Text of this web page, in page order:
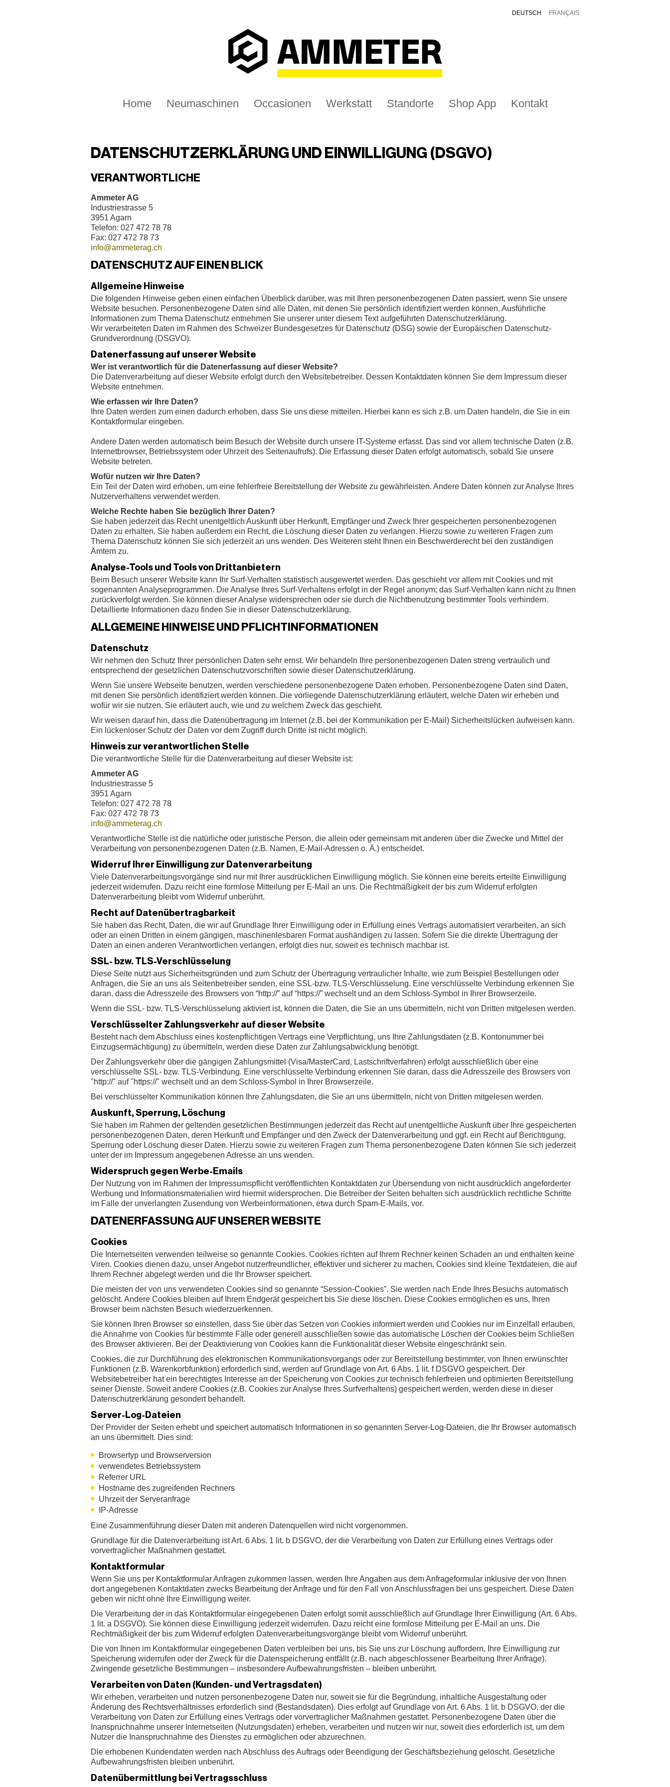
DEUTSCH FRANÇAIS
Home Neumaschinen Occasionen Werkstatt Standorte Shop App Kontakt
DATENSCHUTZERKLÄRUNG UND EINWILLIGUNG (DSGVO)
VERANTWORTLICHE
Ammeter AG
Industriestrasse 5
3951 Agarn
Telefon: 027 472 78 78
Fax: 027 472 78 73
info@ammeterag.ch
DATENSCHUTZ AUF EINEN BLICK
Allgemeine Hinweise
Die folgenden Hinweise geben einen einfachen Überblick darüber, was mit Ihren personenbezogenen Daten passiert, wenn Sie unsere
Website besuchen. Personenbezogene Daten sind alle Daten, mit denen Sie persönlich identifiziert werden können. Ausführliche
Informationen zum Thema Datenschutz entnehmen Sie unserer unter diesem Text aufgeführten Datenschutzerklärung.
Wir verarbeiteten Daten im Rahmen des Schweizer Bundesgesetzes für Datenschutz (DSG) sowie der Europäischen Datenschutz-
Grundverordnung (DSGVO).
Datenerfassung auf unserer Website
Wer ist verantwortlich für die Datenerfassung auf dieser Website?
Die Datenverarbeitung auf dieser Website erfolgt durch den Websitebetreiber. Dessen Kontaktdaten können Sie dem Impressum dieser
Website entnehmen.
Wie erfassen wir Ihre Daten?
Ihre Daten werden zum einen dadurch erhoben, dass Sie uns diese mitteilen. Hierbei kann es sich z.B. um Daten handeln, die Sie in ein
Kontaktformular eingeben.
Andere Daten werden automatisch beim Besuch der Website durch unsere IT-Systeme erfasst. Das sind vor allem technische Daten (z.B.
Internetbrowser, Betriebssystem oder Uhrzeit des Seitenaufrufs). Die Erfassung dieser Daten erfolgt automatisch, sobald Sie unsere
Website betreten.
Wofür nutzen wir Ihre Daten?
Ein Teil der Daten wird erhoben, um eine fehlerfreie Bereitstellung der Website zu gewährleisten. Andere Daten können zur Analyse Ihres
Nutzerverhaltens verwendet werden.
Welche Rechte haben Sie bezüglich Ihrer Daten?
Sie haben jederzeit das Recht unentgeltlich Auskunft über Herkunft, Empfänger und Zweck Ihrer gespeicherten personenbezogenen
Daten zu erhalten. Sie haben außerdem ein Recht, die Löschung dieser Daten zu verlangen. Hierzu sowie zu weiteren Fragen zum
Thema Datenschutz können Sie sich jederzeit an uns wenden. Des Weiteren steht Ihnen ein Beschwerderecht bei den zuständigen
Ämtern zu.
Analyse-Tools und Tools von Drittanbietern
Beim Besuch unserer Website kann Ihr Surf-Verhalten statistisch ausgewertet werden. Das geschieht vor allem mit Cookies und mit
sogenannten Analyseprogrammen. Die Analyse Ihres Surf-Verhaltens erfolgt in der Regel anonym; das Surf-Verhalten kann nicht zu Ihnen
zurückverfolgt werden. Sie können dieser Analyse widersprechen oder sie durch die Nichtbenutzung bestimmter Tools verhindern.
Detaillierte Informationen dazu finden Sie in dieser Datenschutzerklärung.
ALLGEMEINE HINWEISE UND PFLICHTINFORMATIONEN
Datenschutz
Wir nehmen den Schutz Ihrer persönlichen Daten sehr ernst. Wir behandeln Ihre personenbezogenen Daten streng vertraulich und
entsprechend der gesetzlichen Datenschutzvorschriften sowie dieser Datenschutzerklärung.
Wenn Sie unsere Webseite benutzen, werden verschiedene personenbezogene Daten erhoben. Personenbezogene Daten sind Daten,
mit denen Sie persönlich identifiziert werden können. Die vorliegende Datenschutzerklärung erläutert, welche Daten wir erheben und
wofür wir sie nutzen. Sie erläutert auch, wie und zu welchem Zweck das geschieht.
Wir weisen darauf hin, dass die Datenübertragung im Internet (z.B. bei der Kommunikation per E-Mail) Sicherheitslücken aufweisen kann.
Ein lückenloser Schutz der Daten vor dem Zugriff durch Dritte ist nicht möglich.
Hinweis zur verantwortlichen Stelle
Die verantwortliche Stelle für die Datenverarbeitung auf dieser Website ist:
Ammeter AG
Industriestrasse 5
3951 Agarn
Telefon: 027 472 78 78
Fax: 027 472 78 73
info@ammeterag.ch
Verantwortliche Stelle ist die natürliche oder juristische Person, die allein oder gemeinsam mit anderen über die Zwecke und Mittel der
Verarbeitung von personenbezogenen Daten (z.B. Namen, E-Mail-Adressen o. Ä.) entscheidet.
Widerruf Ihrer Einwilligung zur Datenverarbeitung
Viele Datenverarbeitungsvorgänge sind nur mit Ihrer ausdrücklichen Einwilligung möglich. Sie können eine bereits erteilte Einwilligung
jederzeit widerrufen. Dazu reicht eine formlose Mitteilung per E-Mail an uns. Die Rechtmäßigkeit der bis zum Widerruf erfolgten
Datenverarbeitung bleibt vom Widerruf unberührt.
Recht auf Datenübertragbarkeit
Sie haben das Recht, Daten, die wir auf Grundlage Ihrer Einwilligung oder in Erfüllung eines Vertrags automatisiert verarbeiten, an sich
oder an einen Dritten in einem gängigen, maschinenlesbaren Format aushändigen zu lassen. Sofern Sie die direkte Übertragung der
Daten an einen anderen Verantwortlichen verlangen, erfolgt dies nur, soweit es technisch machbar ist.
SSL- bzw. TLS-Verschlüsselung
Diese Seite nutzt aus Sicherheitsgründen und zum Schutz der Übertragung vertraulicher Inhalte, wie zum Beispiel Bestellungen oder
Anfragen, die Sie an uns als Seitenbetreiber senden, eine SSL-bzw. TLS-Verschlüsselung. Eine verschlüsselte Verbindung erkennen Sie
daran, dass die Adresszeile des Browsers von “http://” auf “https://” wechselt und an dem Schloss-Symbol in Ihrer Browserzeile.
Wenn die SSL- bzw. TLS-Verschlüsselung aktiviert ist, können die Daten, die Sie an uns übermitteln, nicht von Dritten mitgelesen werden.
Verschlüsselter Zahlungsverkehr auf dieser Website
Besteht nach dem Abschluss eines kostenpflichtigen Vertrags eine Verpflichtung, uns Ihre Zahlungsdaten (z.B. Kontonummer bei
Einzugsermächtigung) zu übermitteln, werden diese Daten zur Zahlungsabwicklung benötigt.
Der Zahlungsverkehr über die gängigen Zahlungsmittel (Visa/MasterCard, Lastschriftverfahren) erfolgt ausschließlich über eine
verschlüsselte SSL- bzw. TLS-Verbindung. Eine verschlüsselte Verbindung erkennen Sie daran, dass die Adresszeile des Browsers von
"http://" auf "https://" wechselt und an dem Schloss-Symbol in Ihrer Browserzeile.
Bei verschlüsselter Kommunikation können Ihre Zahlungsdaten, die Sie an uns übermitteln, nicht von Dritten mitgelesen werden.
Auskunft, Sperrung, Löschung
Sie haben im Rahmen der geltenden gesetzlichen Bestimmungen jederzeit das Recht auf unentgeltliche Auskunft über Ihre gespeicherten
personenbezogenen Daten, deren Herkunft und Empfänger und den Zweck der Datenverarbeitung und ggf. ein Recht auf Berichtigung,
Sperrung oder Löschung dieser Daten. Hierzu sowie zu weiteren Fragen zum Thema personenbezogene Daten können Sie sich jederzeit
unter der im Impressum angegebenen Adresse an uns wenden.
Widerspruch gegen Werbe-Emails
Der Nutzung von im Rahmen der Impressumspflicht veröffentlichten Kontaktdaten zur Übersendung von nicht ausdrücklich angeforderter
Werbung und Informationsmaterialien wird hiermit widersprochen. Die Betreiber der Seiten behalten sich ausdrücklich rechtliche Schritte
im Falle der unverlangten Zusendung von Werbeinformationen, etwa durch Spam-E-Mails, vor.
DATENERFASSUNG AUF UNSERER WEBSITE
Cookies
Die Internetseiten verwenden teilweise so genannte Cookies. Cookies richten auf Ihrem Rechner keinen Schaden an und enthalten keine
Viren. Cookies dienen dazu, unser Angebot nutzerfreundlicher, effektiver und sicherer zu machen. Cookies sind kleine Textdateien, die auf
Ihrem Rechner abgelegt werden und die Ihr Browser speichert.
Die meisten der von uns verwendeten Cookies sind so genannte “Session-Cookies”. Sie werden nach Ende Ihres Besuchs automatisch
gelöscht. Andere Cookies bleiben auf Ihrem Endgerät gespeichert bis Sie diese löschen. Diese Cookies ermöglichen es uns, Ihren
Browser beim nächsten Besuch wiederzuerkennen.
Sie können Ihren Browser so einstellen, dass Sie über das Setzen von Cookies informiert werden und Cookies nur im Einzelfall erlauben,
die Annahme von Cookies für bestimmte Fälle oder generell ausschließen sowie das automatische Löschen der Cookies beim Schließen
des Browser aktivieren. Bei der Deaktivierung von Cookies kann die Funktionalität dieser Website eingeschränkt sein.
Cookies, die zur Durchführung des elektronischen Kommunikationsvorgangs oder zur Bereitstellung bestimmter, von Ihnen erwünschter
Funktionen (z.B. Warenkorbfunktion) erforderlich sind, werden auf Grundlage von Art. 6 Abs. 1 lit. f DSGVO gespeichert. Der
Websitebetreiber hat ein berechtigtes Interesse an der Speicherung von Cookies zur technisch fehlerfreien und optimierten Bereitstellung
seiner Dienste. Soweit andere Cookies (z.B. Cookies zur Analyse Ihres Surfverhaltens) gespeichert werden, werden diese in dieser
Datenschutzerklärung gesondert behandelt.
Server-Log-Dateien
Der Provider der Seiten erhebt und speichert automatisch Informationen in so genannten Server-Log-Dateien, die Ihr Browser automatisch
an uns übermittelt. Dies sind:
Browsertyp und Browserversion
verwendetes Betriebssystem
Referrer URL
Hostname des zugreifenden Rechners
Uhrzeit der Serveranfrage
IP-Adresse
Eine Zusammenführung dieser Daten mit anderen Datenquellen wird nicht vorgenommen.
Grundlage für die Datenverarbeitung ist Art. 6 Abs. 1 lit. b DSGVO, der die Verarbeitung von Daten zur Erfüllung eines Vertrags oder
vorvertraglicher Maßnahmen gestattet.
Kontaktformular
Wenn Sie uns per Kontaktformular Anfragen zukommen lassen, werden Ihre Angaben aus dem Anfrageformular inklusive der von Ihnen
dort angegebenen Kontaktdaten zwecks Bearbeitung der Anfrage und für den Fall von Anschlussfragen bei uns gespeichert. Diese Daten
geben wir nicht ohne Ihre Einwilligung weiter.
Die Verarbeitung der in das Kontaktformular eingegebenen Daten erfolgt somit ausschließlich auf Grundlage Ihrer Einwilligung (Art. 6 Abs.
1 lit. a DSGVO). Sie können diese Einwilligung jederzeit widerrufen. Dazu reicht eine formlose Mitteilung per E-Mail an uns. Die
Rechtmäßigkeit der bis zum Widerruf erfolgten Datenverarbeitungsvorgänge bleibt vom Widerruf unberührt.
Die von Ihnen im Kontaktformular eingegebenen Daten verbleiben bei uns, bis Sie uns zur Löschung auffordern, Ihre Einwilligung zur
Speicherung widerrufen oder der Zweck für die Datenspeicherung entfällt (z.B. nach abgeschlossener Bearbeitung Ihrer Anfrage).
Zwingende gesetzliche Bestimmungen – insbesondere Aufbewahrungsfristen – bleiben unberührt.
Verarbeiten von Daten (Kunden- und Vertragsdaten)
Wir erheben, verarbeiten und nutzen personenbezogene Daten nur, soweit sie für die Begründung, inhaltliche Ausgestaltung oder
Änderung des Rechtsverhältnisses erforderlich sind (Bestandsdaten). Dies erfolgt auf Grundlage von Art. 6 Abs. 1 lit. b DSGVO, der die
Verarbeitung von Daten zur Erfüllung eines Vertrags oder vorvertraglicher Maßnahmen gestattet. Personenbezogene Daten über die
Inanspruchnahme unserer Internetseiten (Nutzungsdaten) erheben, verarbeiten und nutzen wir nur, soweit dies erforderlich ist, um dem
Nutzer die Inanspruchnahme des Dienstes zu ermöglichen oder abzurechnen.
Die erhobenen Kundendaten werden nach Abschluss des Auftrags oder Beendigung der Geschäftsbeziehung gelöscht. Gesetzliche
Aufbewahrungsfristen bleiben unberührt.
Datenübermittlung bei Vertragsschluss